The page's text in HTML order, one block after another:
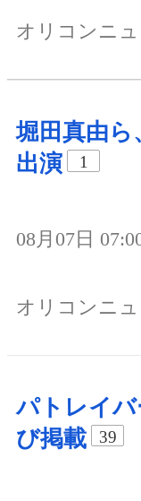
オリコンニュ
堀田真由ら
出演
1
08月07日
オリコンニュ
パトレイ
び掲載
39